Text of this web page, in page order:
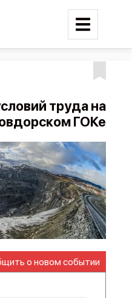
труда на
ГОКе
о новом событии